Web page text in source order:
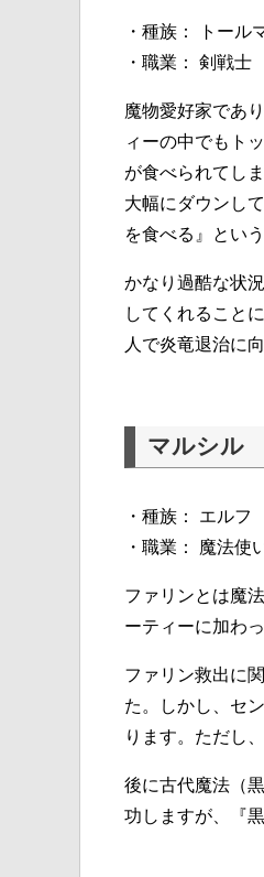
・種族： トール
・職業： 剣戦士
魔物愛好家であ
ィーの中でもト
が食べられてし
大幅にダウンし
を食べる』とい
かなり過酷な状
してくれること
人で炎竜退治に
マルシル
・種族： エルフ
・職業： 魔法使
ファリンとは魔
ーティーに加わ
ファリン救出に
た。しかし、セ
ります。ただし
後に古代魔法（
功しますが、『